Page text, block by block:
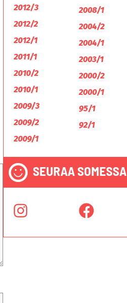
2012/3
2012/2
2012/1
2011/1
2010/2
2010/1
2009/3
2009/2
2009/1
2008/1
2004/2
2004/1
2003/1
2000/2
2000/1
95/1
92/1
SEURAA SOMESSA